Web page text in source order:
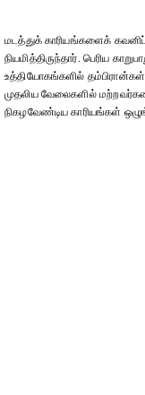
மடத்துக் காரியங்களைக்
நியமித்திருந்தார். பெரிய
உத்தியோகங்களில் தம்பிரான்கள்
முதலிய வேலைகளில்
நிகழவேண்டிய காரியங்கள்